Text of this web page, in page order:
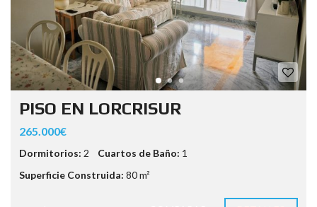
PISO EN LORCRISUR
265.000€
Dormitorios: 2 Cuartos de Baño: 1
Superficie Construida: 80 m²